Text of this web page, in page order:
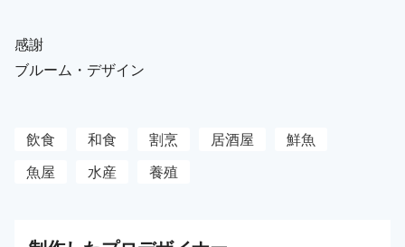
感謝
ブルーム・デザイン
飲食 和食 割烹 居酒屋
鮮魚
魚屋
水産 養殖